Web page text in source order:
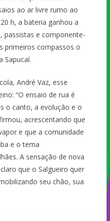
ao ar livre rumo ao
h, a bateria ganhou a
passistas e componente-
primeiros compassos o
Sapucaí.
André Vaz, esse
“O ensaio de rua é
o canto, a evolução e o
acrescentando que
e que a comunidade
e o tema
A sensação de nova
que o Salgueiro quer
seu chão, sua